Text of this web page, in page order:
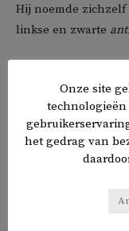
Hij noemde zichzelf
linkse en zwarte
rechtbank dat hij
‘Maar vandaag is
‘Ik veracht alles
vertegenwoordigen.’
Onze site
technologieën
het gedrag van